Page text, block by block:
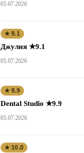
05.07.2026
★ 9.1
Джулия ★9.1
05.07.2026
★ 9.9
Dental Studio ★9.9
05.07.2026
★ 10.0